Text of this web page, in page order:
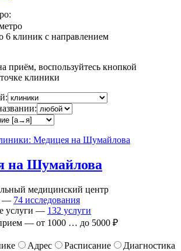
6 клиник с направлением
приём, воспользуйтесь кнопкой
клиники
на Шумайлова
медицинский центр
— 74 исследования
услуги — 132 услуги
— от 1000 … до 5000 ₽
Адрес Расписание
Диагностика